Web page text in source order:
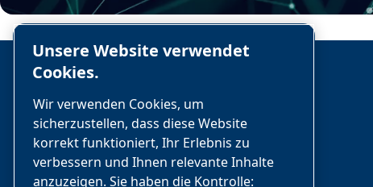
nano-purification solutions
Unsere Website verwendet
Cookies.
Wir verwenden Cookies, um
sicherzustellen, dass diese Website
korrekt funktioniert, Ihr Erlebnis zu
verbessern und Ihnen relevante Inhalte
anzuzeigen. Sie haben die Kontrolle: